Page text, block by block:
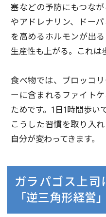
塞などの予防にもつな
やアドレナリン、ドー
を高めるホルモンが出
生産性も上がる。これは
食べ物では、ブロッコ
ーに含まれるファイト
ためです。1日1時間歩い
こうした習慣を取り入
自分が変わってきます。
ガラパゴス上司
「逆三角形経営」